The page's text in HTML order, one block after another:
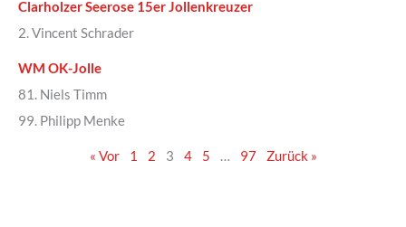
Clarholzer Seerose 15er Jollenkreuzer
2. Vincent Schrader
WM OK-Jolle
81. Niels Timm
99. Philipp Menke
« Vor 1 2 3 4 5 … 97 Zurück »